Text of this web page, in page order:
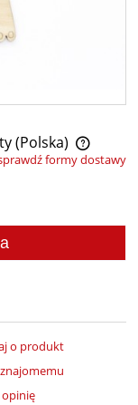
(Polska)
formy dostawy
o produkt